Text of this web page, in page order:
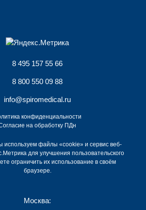
Москва:
8 495 157 55 66
8 800 550 09 88
info@spiromedical.ru
конфиденциальности
на обработку ПДн
используем файлы «cookie» и сервис веб-
для улучшения пользовательского
ограничить их использование в своём
браузере.